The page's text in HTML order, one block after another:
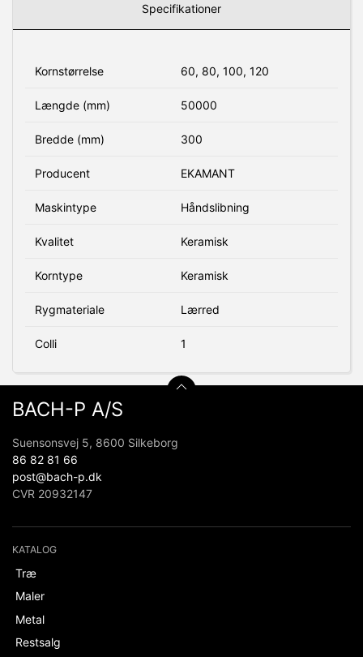
Specifikationer
Kornstørrelse 60, 80, 100, 120
Længde (mm) 50000
Bredde (mm) 300
Producent EKAMANT
Maskintype Håndslibning
Kvalitet Keramisk
Korntype Keramisk
Rygmateriale Lærred
Colli 1
BACH-P A/S
Suensonsvej 5, 8600 Silkeborg
86 82 81 66
post@bach-p.dk
CVR 20932147
KATALOG
Træ
Maler
Metal
Restsalg